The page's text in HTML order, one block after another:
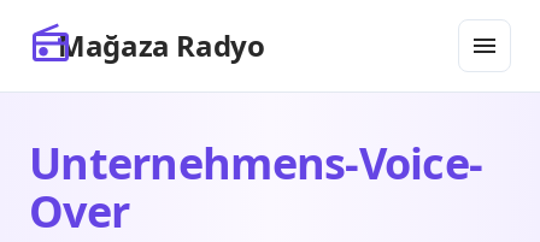
radioMağaza Radyo menu
Unternehmens-Voice-
Over